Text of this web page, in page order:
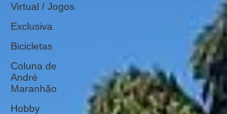
Virtual / Jogos
Exclusiva
Bicicletas
Coluna de
André
Maranhão
Hobby